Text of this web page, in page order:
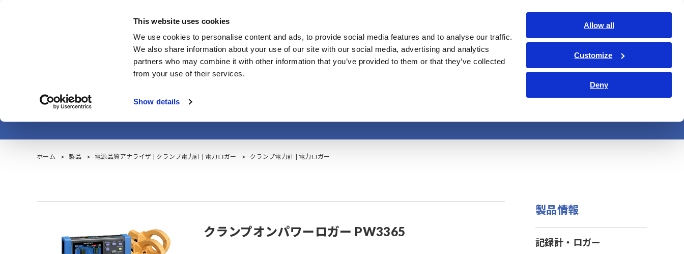
This website uses cookies
We use cookies to personalise content and ads, to provide social media features and to analyse our traffic.
We also share information about your use of our site with our social media, advertising and analytics
partners who may combine it with other information that you’ve provided to them or that they’ve collected
from your use of their services.
Show details
Allow all
Customize
Deny
製品・サービス
製品 業種・ソリューション 計測知識 サービス・サポート コーポレート・IR
お問い合わせ
ホーム 製品 電源品質アナライザ | クランプ電力計 | 電力ロガー クランプ電力計 | 電力ロガー
クランプオンパワーロガー PW3365
製品情報
記録計・ロガー